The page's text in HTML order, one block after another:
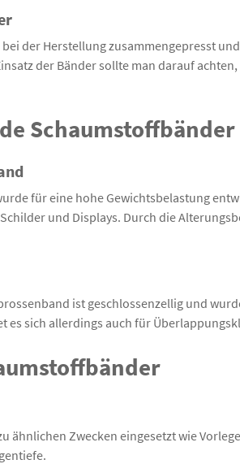
der Herstellung zusammengepresst
der Bänder sollte man darauf
Schaumstoffbänder
für eine hohe Gewichtsbelastung
und Displays. Durch die
ist geschlossenzellig und
es sich allerdings auch für
ähnlichen Zwecken eingesetzt wie